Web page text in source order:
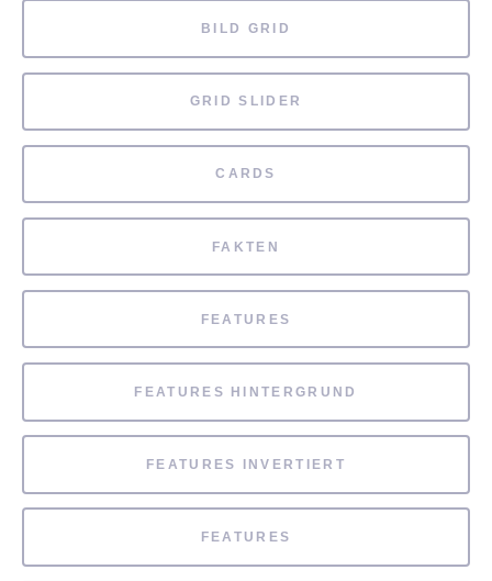
BILD GRID
GRID SLIDER
CARDS
FAKTEN
FEATURES
FEATURES HINTERGRUND
FEATURES INVERTIERT
FEATURES